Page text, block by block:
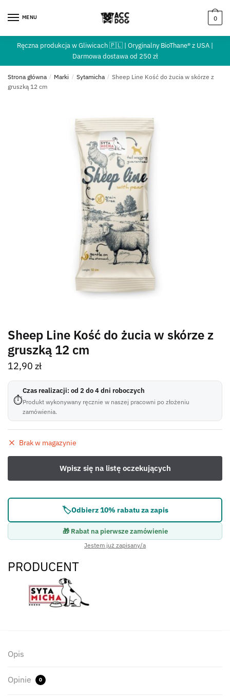
MENU 0
Ręczna produkcja w Gliwicach 🇵🇱 | Oryginalny BioThane® z USA |
Darmowa dostawa od 250 zł
Strona główna / Marki / Sytamicha / Sheep Line Kość do żucia w skórze z
gruszką 12 cm
Sheep Line Kość do żucia w skórze z
gruszką 12 cm
12,90 zł
⏱
Czas realizacji: od 2 do 4 dni roboczych
Produkt wykonywany ręcznie w naszej pracowni po złożeniu
zamówienia.
Brak w magazynie
🏷️Odbierz 10% rabatu za zapis
🎁 Rabat na pierwsze zamówienie
Jestem już zapisany/a
PRODUCENT
Opis
Opinie 0